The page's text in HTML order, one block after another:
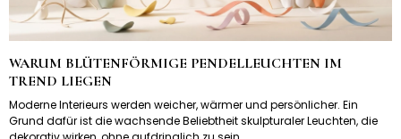
WARUM BLÜTENFÖRMIGE PENDELLEUCHTEN IM
TREND LIEGEN
Moderne Interieurs werden weicher, wärmer und persönlicher. Ein
Grund dafür ist die wachsende Beliebtheit skulpturaler Leuchten, die